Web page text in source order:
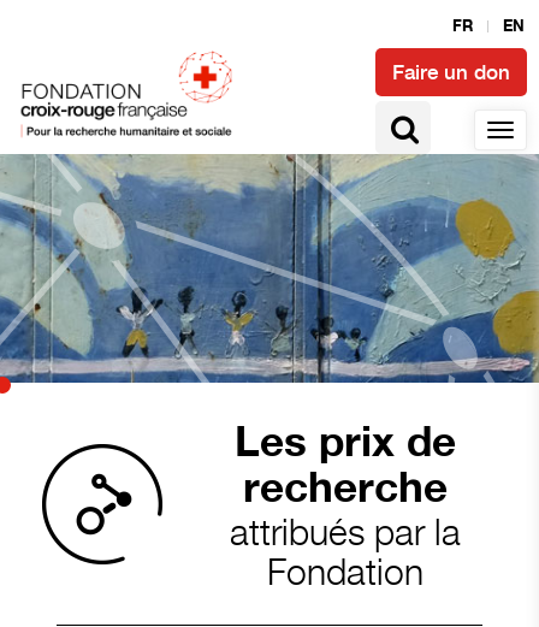
FR EN
Faire un don
Les prix de
recherche
attribués par la
Fondation